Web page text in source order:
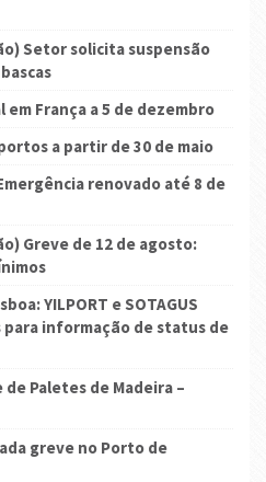
Setor solicita suspensão
em França a 5 de dezembro
a partir de 30 de maio
renovado até 8 de
Greve de 12 de agosto:
YILPORT e SOTAGUS
informação de status de
Paletes de Madeira –
greve no Porto de